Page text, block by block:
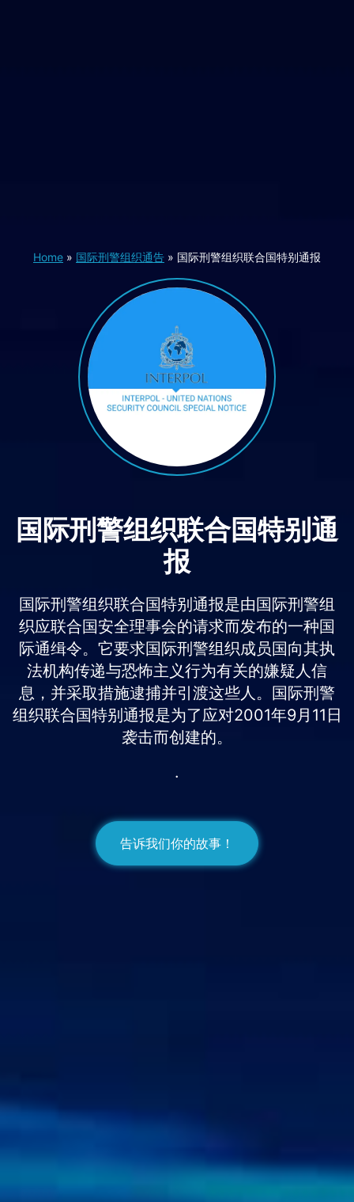
Home » 国际刑警组织通告 » 国际刑警组织联合国特别通报
国际刑警组织联合国特别通
报
国际刑警组织联合国特别通报是由国际刑警组
织应联合国安全理事会的请求而发布的一种国
际通缉令。它要求国际刑警组织成员国向其执
法机构传递与恐怖主义行为有关的嫌疑人信
息，并采取措施逮捕并引渡这些人。国际刑警
组织联合国特别通报是为了应对2001年9月11日
袭击而创建的。
.
告诉我们你的故事！